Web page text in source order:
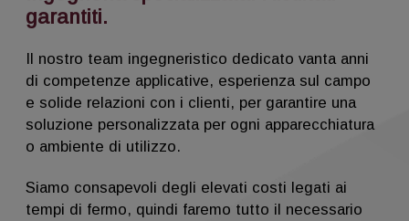
garantiti.
Il nostro team ingegneristico dedicato vanta anni
di competenze applicative, esperienza sul campo
e solide relazioni con i clienti, per garantire una
soluzione personalizzata per ogni apparecchiatura
o ambiente di utilizzo.
Siamo consapevoli degli elevati costi legati ai
tempi di fermo, quindi faremo tutto il necessario